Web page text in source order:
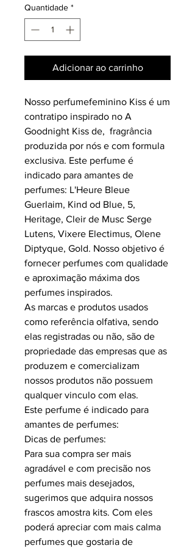
Quantidade *
Adicionar ao carrinho
Nosso perfumefeminino Kiss é um
contratipo inspirado no A
Goodnight Kiss de, fragrância
produzida por nós e com formula
exclusiva. Este perfume é
indicado para amantes de
perfumes: L'Heure Bleue
Guerlaim, Kind od Blue, 5,
Heritage, Cleir de Musc Serge
Lutens, Vixere Electimus, Olene
Diptyque, Gold. Nosso objetivo é
fornecer perfumes com qualidade
e aproximação máxima dos
perfumes inspirados.
As marcas e produtos usados
como referência olfativa, sendo
elas registradas ou não, são de
propriedade das empresas que as
produzem e comercializam
nossos produtos não possuem
qualquer vinculo com elas.
Este perfume é indicado para
amantes de perfumes:
Dicas de perfumes:
Para sua compra ser mais
agradável e com precisão nos
perfumes mais desejados,
sugerimos que adquira nossos
frascos amostra kits. Com eles
poderá apreciar com mais calma
perfumes que gostaria de